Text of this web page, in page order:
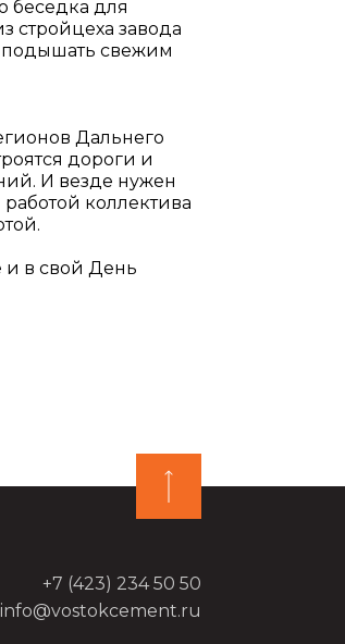
беседка для
стройцеха завода
подышать свежим
Дальнего
дороги и
И везде нужен
коллектива
и в свой День
+7 (423) 234 50 50
info@vostokcement.ru